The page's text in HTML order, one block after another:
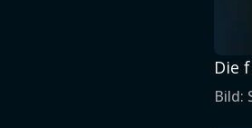
Die
Bild: